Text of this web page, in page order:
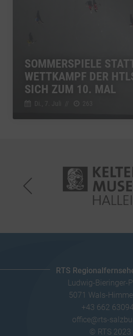
SOMMERSPIELE
WETTKAMPF DER
SICH ZUM 10. MAL
Di., 7. Juli
RTS
Ludwig-Bieringer-
5071 Wals-
+43 662
office@rts-
© RTS 2023